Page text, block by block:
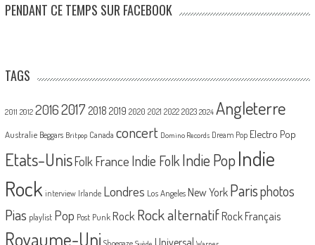
PENDANT CE TEMPS SUR FACEBOOK
TAGS
2011 2012 20162017 2018 2019 2020 2021 2022 2023 2024 Angleterre
Australie Beggars Britpop Canada concert Domino Records Dream Pop Electro Pop
Etats-UnisFolk France Indie FolkIndie PopIndie
Rock interview Irlande Londres Los Angeles New York Parisphotos
Pias playlist Pop Post Punk Rock Rock alternatif Rock Français
Royaume-Uni